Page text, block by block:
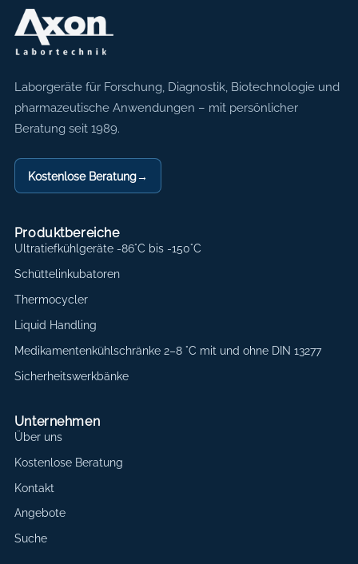
Axon Labortechnik
Laborgeräte für Forschung, Diagnostik, Biotechnologie und
pharmazeutische Anwendungen – mit persönlicher
Beratung seit 1989.
Kostenlose Beratung→
Produktbereiche
Ultratiefkühlgeräte -86°C bis -150°C
Schüttelinkubatoren
Thermocycler
Liquid Handling
Medikamentenkühlschränke 2–8 °C mit und ohne DIN 13277
Sicherheitswerkbänke
Unternehmen
Über uns
Kostenlose Beratung
Kontakt
Angebote
Suche